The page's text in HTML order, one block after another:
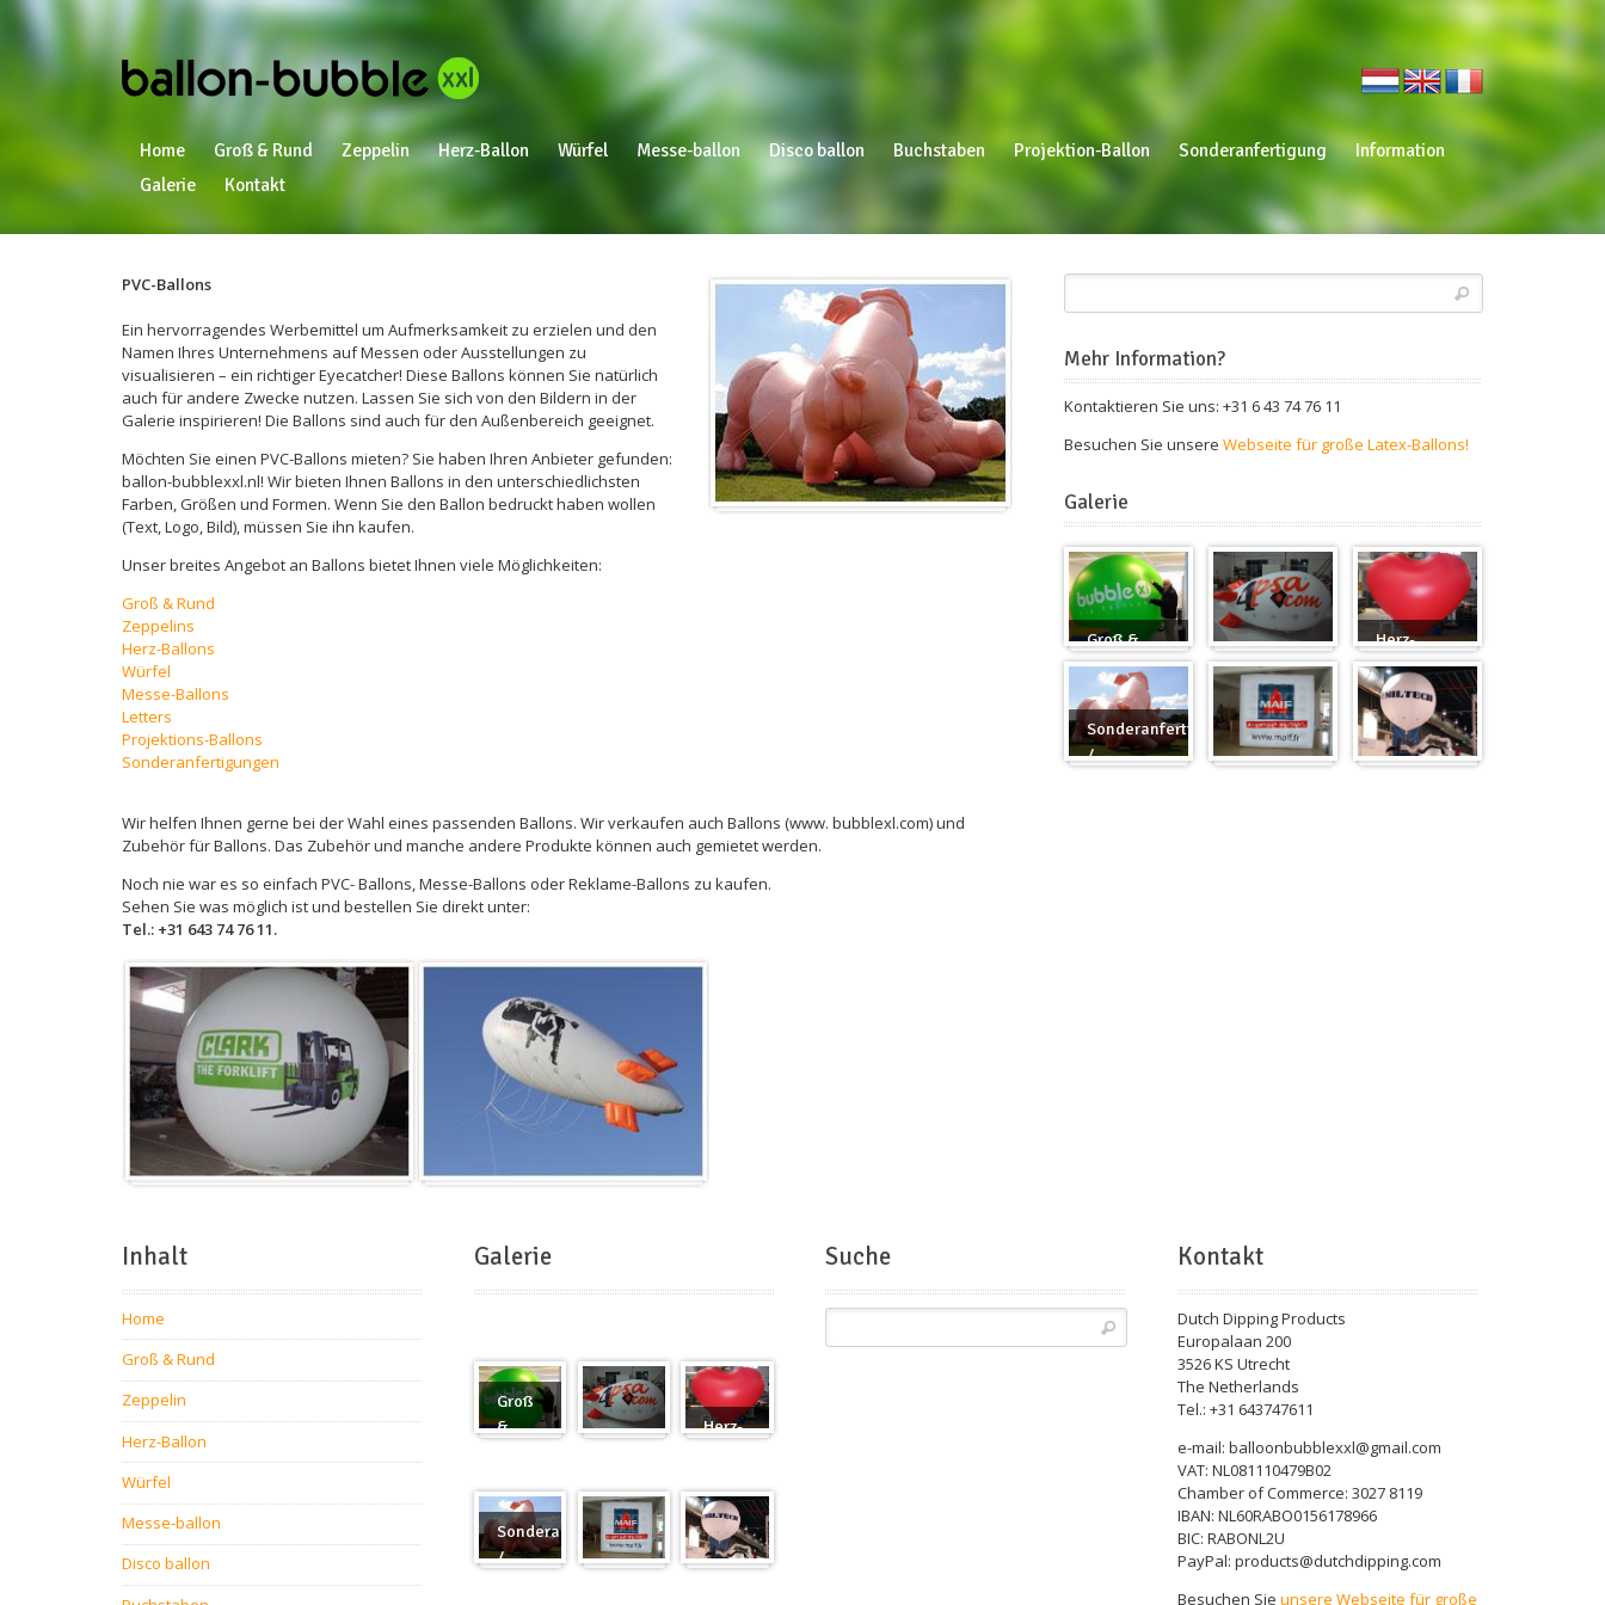
Home Groß & Rund Zeppelin Herz-Ballon Würfel Messe-ballon Disco ballon Buchstaben Projektion-Ballon Sonderanfertigung
Information
Galerie
Kontakt
PVC-Ballons
Ein hervorragendes Werbemittel um Aufmerksamkeit zu erzielen und den
Namen Ihres Unternehmens auf Messen oder Ausstellungen zu
visualisieren – ein richtiger Eyecatcher! Diese Ballons können Sie natürlich
auch für andere Zwecke nutzen. Lassen Sie sich von den Bildern in der
Galerie inspirieren! Die Ballons sind auch für den Außenbereich geeignet.
Möchten Sie einen PVC-Ballons mieten? Sie haben Ihren Anbieter gefunden:
ballon-bubblexxl.nl! Wir bieten Ihnen Ballons in den unterschiedlichsten
Farben, Größen und Formen. Wenn Sie den Ballon bedruckt haben wollen
(Text, Logo, Bild), müssen Sie ihn kaufen.
Unser breites Angebot an Ballons bietet Ihnen viele Möglichkeiten:
Groß & Rund
Zeppelins
Herz-Ballons
Würfel
Messe-Ballons
Letters
Projektions-Ballons
Sonderanfertigungen
Wir helfen Ihnen gerne bei der Wahl eines passenden Ballons. Wir verkaufen auch Ballons (www. bubblexl.com) und
Zubehör für Ballons. Das Zubehör und manche andere Produkte können auch gemietet werden.
Noch nie war es so einfach PVC- Ballons, Messe-Ballons oder Reklame-Ballons zu kaufen.
Sehen Sie was möglich ist und bestellen Sie direkt unter:
Tel.: +31 643 74 76 11.
Mehr Information?
Kontaktieren Sie uns: +31 6 43 74 76 11
Besuchen Sie unsere Webseite für große Latex-Ballons!
Galerie
Groß &
Rund
Zeppelin
Herz-
Ballon
Sonderanfertigung
/
Inhalt
Home
Groß & Rund
Zeppelin
Herz-Ballon
Würfel
Messe-ballon
Disco ballon
Galerie
Groß
&
Herz-
Sonderanfertigung
/
Suche Kontakt
Dutch Dipping Products
Europalaan 200
3526 KS Utrecht
The Netherlands
Tel.: +31 643747611
e-mail: balloonbubblexxl@gmail.com
VAT: NL081110479B02
Chamber of Commerce: 3027 8119
IBAN: NL60RABO0156178966
BIC: RABONL2U
PayPal: products@dutchdipping.com
Besuchen Sieunsere Webseite für große